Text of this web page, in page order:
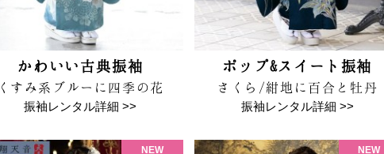
かわいい古典振袖
くすみ系ブルーに四季の花
振袖レンタル詳細 >>
ポップ&スイート振袖
さくら/紺地に百合と牡丹
振袖レンタル詳細 >>